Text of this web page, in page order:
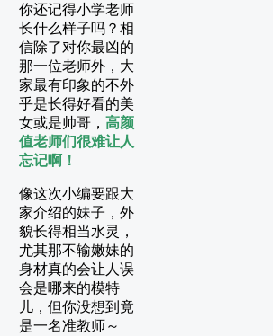
你还记得小学老师
长什么样子吗？相
信除了对你最凶的
那一位老师外，大
家最有印象的不外
乎是长得好看的美
女或是帅哥， 高颜
值老师们很难让人
忘记啊！
像这次小编要跟大
家介绍的妹子，外
貌长得相当水灵，
尤其那不输嫩妹的
身材真的会让人误
会是哪来的模特
儿，但你没想到竟
是一名准教师～